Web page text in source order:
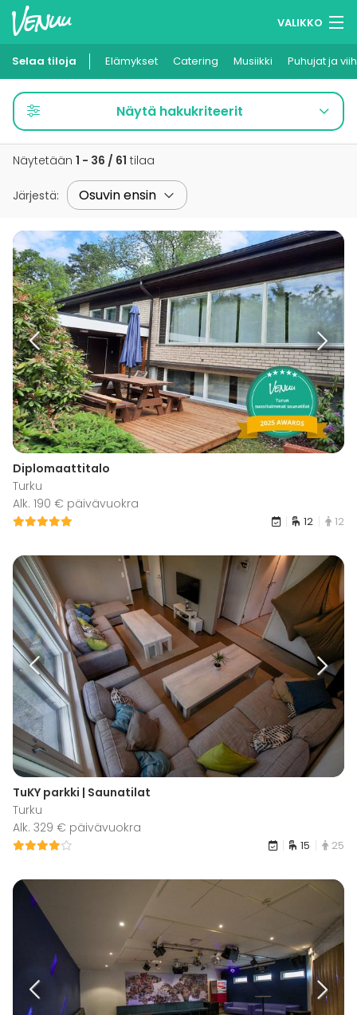
VALIKKO
Muistilistasi
Kirjaudu
Suomi
Selaa tiloja Elämykset Catering Musiikki Puhujat ja
Näytä hakukriteerit
Näytetään 1 - 36 / 61 tilaa
Järjestä:
Diplomaattitalo
Turku
Alk. 190 € päivävuokra
12 12
TuKY parkki | Saunatilat
Turku
Alk. 329 € päivävuokra
15 25